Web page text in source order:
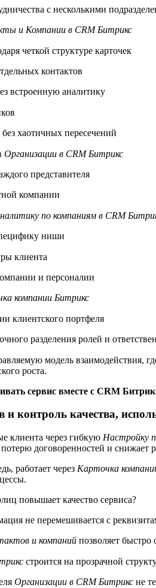
с несколькими
и Компании в CRM Битрикс
четкой структуре карточек
контактов
встроенную аналитику
без хаотичных пересечений
Организации в CRM Битрикс
представителя
компании
по компаниям в CRM
ниши
клиента
и персоналии
компании Битрикс
клиентского портфеля
разделения ролей и
модель взаимодействия,
роста.
сервис вместе с CRM
и контроль качества,
клиента через гибкую Настройку
договоренностей и снижает
работает через Карточка
повышает качество сервиса?
не перемешивается с
и компаний позволяет быстро
строится на прозрачной
Организации в CRM Битрикс не